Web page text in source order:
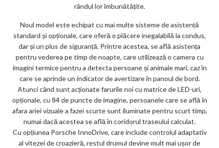
rândul lor îmbunătățite.
Noul model este echipat cu mai multe sisteme de asistență
standard și opționale, care oferă o plăcere inegalabilă la condus,
dar și un plus de siguranță. Printre acestea, se află asistența
pentru vederea pe timp de noapte, care utilizează o camera cu
imagini termice pentru a detecta persoane și animale mari, caz în
care se aprinde un indicator de avertizare în panoul de bord.
Atunci când sunt acționate farurile noi cu matrice de LED-uri,
opționale, cu 84 de puncte de imagine, persoanele care se află în
afara ariei vizuale a fazei scurte sunt iluminate pentru scurt timp,
numai dacă acestea se află în coridorul traseului calculat.
Cu opțiunea Porsche InnoDrive, care include controlul adaptativ
al vitezei de croazieră, restul drumul devine mult mai ușor de